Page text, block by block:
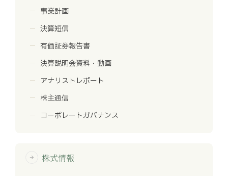
事業計画
決算短信
有価証券報告書
決算説明会資料・動画
アナリストレポート
株主通信
コーポレートガバナンス
arrow_forward 株式情報